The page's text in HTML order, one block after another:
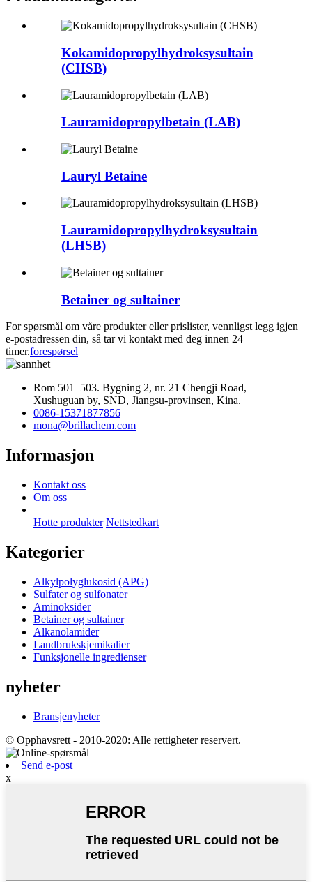
Kokamidopropylhydroksysultain
(CHSB)
Lauramidopropylbetain (LAB)
Lauryl Betaine
Lauramidopropylhydroksysultain
(LHSB)
Betainer og sultainer
For spørsmål om våre produkter eller prislister, vennligst legg igjen
e-postadressen din, så tar vi kontakt med deg innen 24
timer.forespørsel
Rom 501–503. Bygning 2, nr. 21 Chengji Road,
Xushuguan by, SND, Jiangsu-provinsen, Kina.
0086-15371877856
mona@brillachem.com
Informasjon
Kontakt oss
Om oss
Hotte produkter Nettstedkart
Kategorier
Alkylpolyglukosid (APG)
Sulfater og sulfonater
Aminoksider
Betainer og sultainer
Alkanolamider
Landbrukskjemikalier
Funksjonelle ingredienser
nyheter
Bransjenyheter
© Opphavsrett - 2010-2020: Alle rettigheter reservert.
Send e-post
x